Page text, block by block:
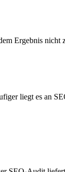
Ergebnis
liegt es an